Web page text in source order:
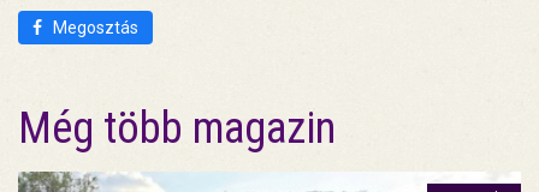
Megosztás
Még több magazin